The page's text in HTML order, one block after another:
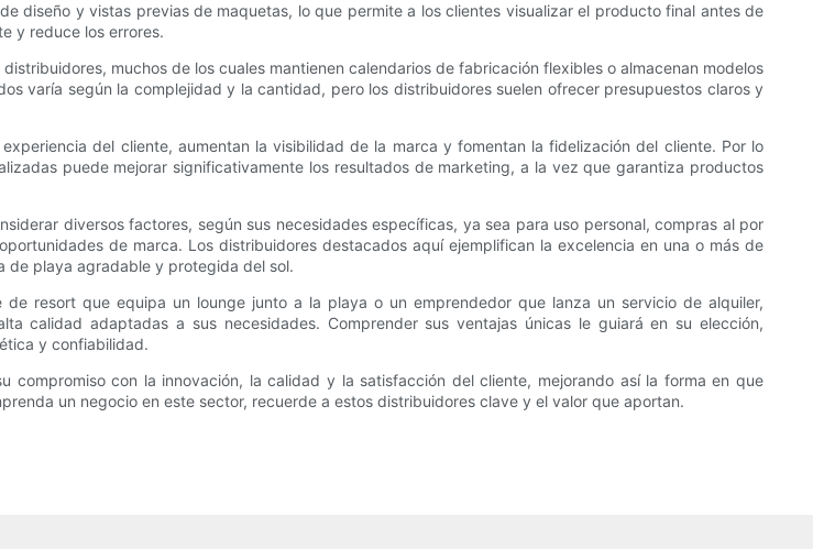
diseño y vistas previas de maquetas, lo que permite a los clientes visualizar el producto final antes de
y reduce los errores.
muchos de los cuales mantienen calendarios de fabricación flexibles o almacenan modelos
varía según la complejidad y la cantidad, pero los distribuidores suelen ofrecer presupuestos claros y
del cliente, aumentan la visibilidad de la marca y fomentan la fidelización del cliente. Por lo
puede mejorar significativamente los resultados de marketing, a la vez que garantiza productos
diversos factores, según sus necesidades específicas, ya sea para uso personal, compras al por
de marca. Los distribuidores destacados aquí ejemplifican la excelencia en una o más de
de playa agradable y protegida del sol.
resort que equipa un lounge junto a la playa o un emprendedor que lanza un servicio de alquiler,
calidad adaptadas a sus necesidades. Comprender sus ventajas únicas le guiará en su elección,
y confiabilidad.
compromiso con la innovación, la calidad y la satisfacción del cliente, mejorando así la forma en que
un negocio en este sector, recuerde a estos distribuidores clave y el valor que aportan.